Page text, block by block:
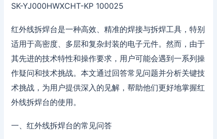
SK-YJ000HWXCHT-KP 100025
红外线拆焊台是一种高效、精准的焊接与拆焊工具，特别
适用于高密度、多层和复杂封装的电子元件。然而，由于
其先进的技术特性和操作要求，用户可能会遇到一系列操
作疑问和技术挑战。本文通过回答常见问题并分析关键技
术挑战，为用户提供深入的见解，帮助他们更好地掌握红
外线拆焊台的使用。
一、红外线拆焊台的常见问答